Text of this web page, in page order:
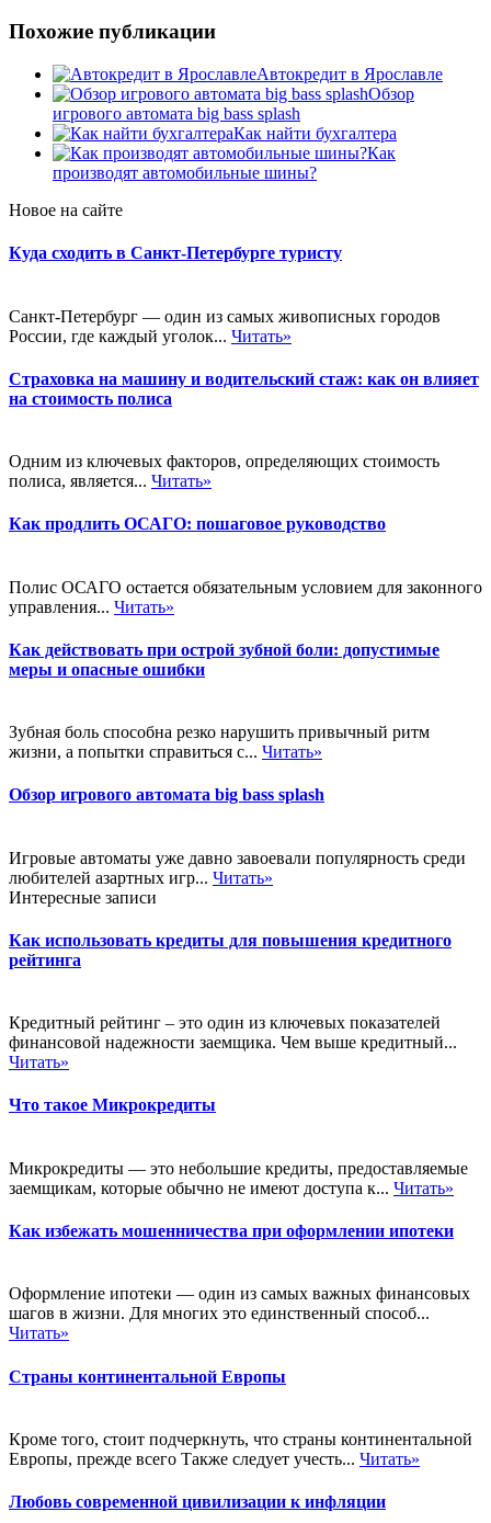
Похожие публикации
Автокредит в Ярославле
Обзор
игрового автомата big bass splash
Как найти бухгалтера
Как
производят автомобильные шины?
Новое на сайте
Куда сходить в Санкт-Петербурге туристу
Санкт-Петербург — один из самых живописных городов
России, где каждый уголок... Читать»
Страховка на машину и водительский стаж: как он влияет
на стоимость полиса
Одним из ключевых факторов, определяющих стоимость
полиса, является... Читать»
Как продлить ОСАГО: пошаговое руководство
Полис ОСАГО остается обязательным условием для законного
управления... Читать»
Как действовать при острой зубной боли: допустимые
меры и опасные ошибки
Зубная боль способна резко нарушить привычный ритм
жизни, а попытки справиться с... Читать»
Обзор игрового автомата big bass splash
Игровые автоматы уже давно завоевали популярность среди
любителей азартных игр... Читать»
Интересные записи
Как использовать кредиты для повышения кредитного
рейтинга
Кредитный рейтинг – это один из ключевых показателей
финансовой надежности заемщика. Чем выше кредитный...
Читать»
Что такое Микрокредиты
Микрокредиты — это небольшие кредиты, предоставляемые
заемщикам, которые обычно не имеют доступа к... Читать»
Как избежать мошенничества при оформлении ипотеки
Оформление ипотеки — один из самых важных финансовых
шагов в жизни. Для многих это единственный способ...
Читать»
Страны континентальной Европы
Кроме того, стоит подчеркнуть, что страны континентальной
Европы, прежде всего Также следует учесть... Читать»
Любовь современной цивилизации к инфляции